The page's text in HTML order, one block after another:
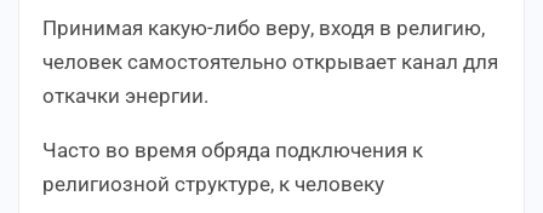
Принимая какую-либо веру, входя в религию,
человек самостоятельно открывает канал для
откачки энергии.
Часто во время обряда подключения к
религиозной структуре, к человеку